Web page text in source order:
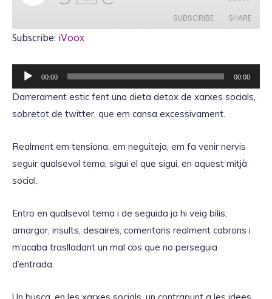
l
E
p
e
SUBSCRIBE SHARE
RSS FEED
LINK
EMBED
Subscribe: iVoox
e
t
d
à
00:00 00:00
Darrerament estic fent una dieta detox de xarxes socials,
sobretot de twitter, que em cansa excessivament.
Realment em tensiona, em neguiteja, em fa venir nervis
seguir qualsevol tema, sigui el que sigui, en aquest mitjà
social.
Entro en qualsevol tema i de seguida ja hi veig bilis,
amargor, insults, desaires, comentaris realment cabrons i
m’acaba traslladant un mal cos que no perseguia
d’entrada.